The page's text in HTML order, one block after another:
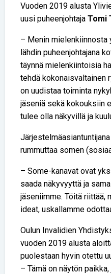
Vuoden 2019 alusta
uusi puheenjohtaja Tomi
– Menin
lähdin puheenjohtajana
täynnä mielenkiintoisia
tehdä kokonaisvaltainen
on uudistaa toiminta
jäseniä sekä kokouksiin
tulee olla näkyvillä ja
rummuttaa somen
– Some-kanavat ovat
saada näkyvyyttä ja
jäseniimme. Töitä riittää,
ideat, uskallamme
Oulun Invalidien
vuoden 2019 alusta
puolestaan hyvin otettu
– Tämä on näytön